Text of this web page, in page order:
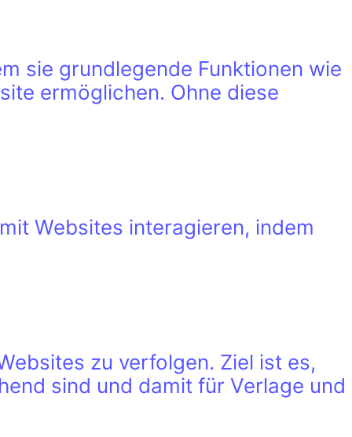
sie grundlegende Funktionen wie
ermöglichen. Ohne diese
Websites interagieren, indem
zu verfolgen. Ziel ist es,
sind und damit für Verlage und